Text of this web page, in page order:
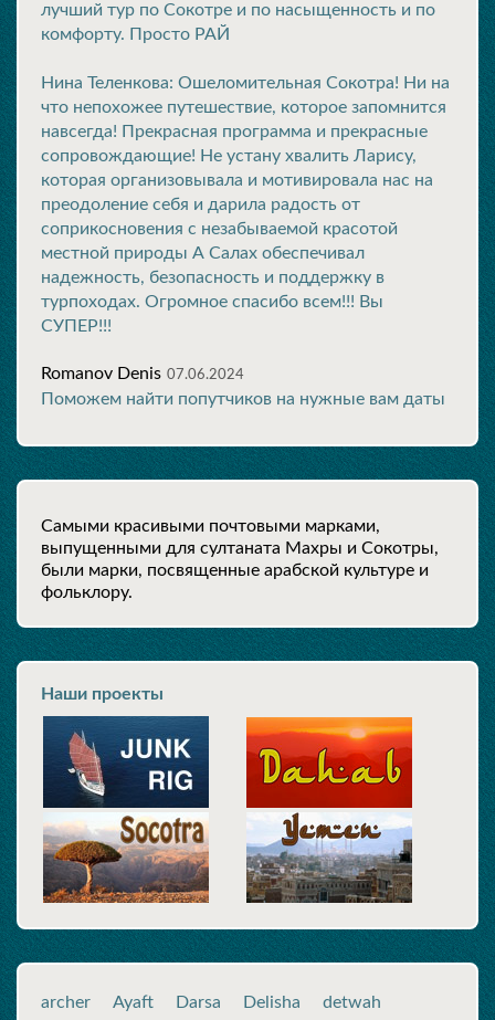
лучший тур по Сокотре и по насыщенность и по
комфорту. Просто РАЙ
Нина Теленкова: Ошеломительная Сокотра! Ни на
что непохожее путешествие, которое запомнится
навсегда! Прекрасная программа и прекрасные
сопровождающие! Не устану хвалить Ларису,
которая организовывала и мотивировала нас на
преодоление себя и дарила радость от
соприкосновения с незабываемой красотой
местной природы А Салах обеспечивал
надежность, безопасность и поддержку в
турпоходах. Огромное спасибо всем!!! Вы
СУПЕР!!!
Romanov Denis 07.06.2024
Поможем найти попутчиков на нужные вам даты
Самыми красивыми почтовыми марками,
выпущенными для султаната Махры и Сокотры,
были марки, посвященные арабской культуре и
фольклору.
Наши проекты
archer Ayaft Darsa Delisha
detwah